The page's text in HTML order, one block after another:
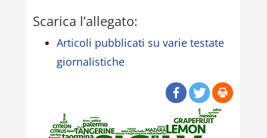
Scarica l’allegato:
Articoli pubblicati su varie testate
giornalistiche